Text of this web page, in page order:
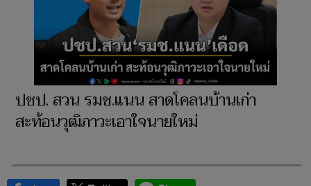
ปชป. สวน รมช.แนน สาดโคลนบ้านเก่า
สะท้อนวุฒิภาวะเอาใจนายใหม่